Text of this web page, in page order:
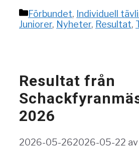
Kategorier
Förbundet, Individuell
Juniorer, Nyheter, Resultat,
Resultat från
2026
2026-05-262026-05-22 av